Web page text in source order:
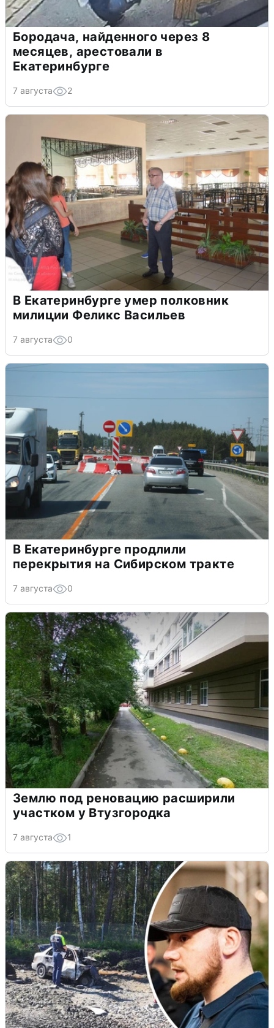
Бородача, найденного через 8
месяцев, арестовали в
Екатеринбурге
7 августа 2
В Екатеринбурге умер полковник
милиции Феликс Васильев
7 августа 0
В Екатеринбурге продлили
перекрытия на Сибирском тракте
7 августа 0
Землю под реновацию расширили
участком у Втузгородка
7 августа 1